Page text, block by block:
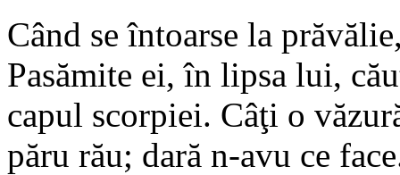
Când se întoarse la
Pasămite ei, în lipsa lui,
capul scorpiei. Câţi o
păru rău; dară n-avu ce